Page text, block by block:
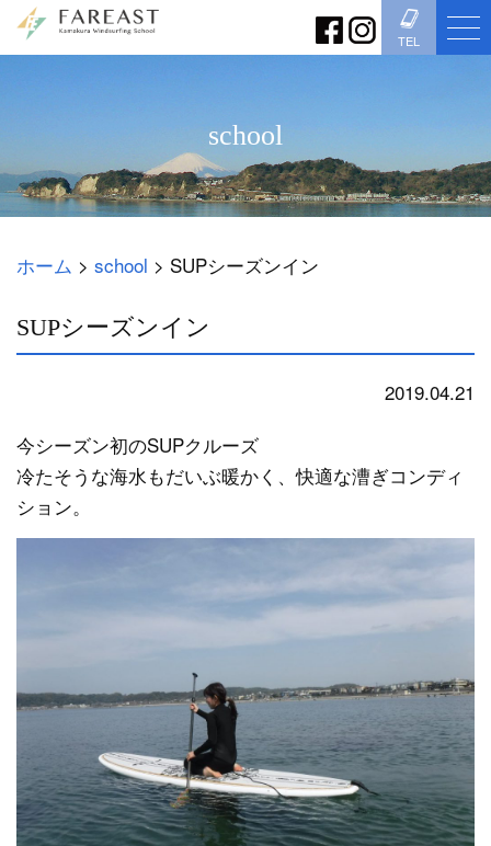
TEL
school
ホーム > school > SUPシーズンイン
SUPシーズンイン
2019.04.21
今シーズン初のSUPクルーズ
冷たそうな海水もだいぶ暖かく、快適な漕ぎコンディ
ション。